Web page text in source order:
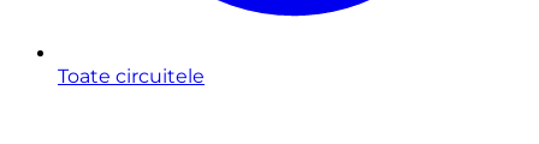
Toate circuitele